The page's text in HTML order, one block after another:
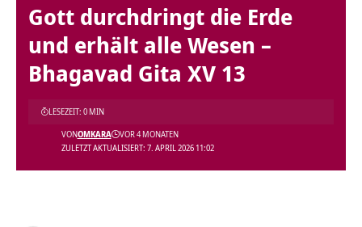
Gott durchdringt die Erde
und erhält alle Wesen –
Bhagavad Gita XV 13
ZULETZT AKTUALISIERT: 7. APRIL 2026 11:02
VONOMKARA VOR 4 MONATEN
LESEZEIT: 0 MIN